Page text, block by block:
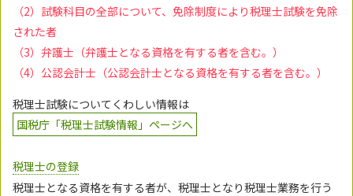
（2）試験科目の全部について、免除制度により税理士試験を免除
された者
（3）弁護士（弁護士となる資格を有する者を含む。）
（4）公認会計士（公認会計士となる資格を有する者を含む。）
税理士試験についてくわしい情報は
国税庁「税理士試験情報」ページへ
税理士の登録
税理士となる資格を有する者が、税理士となり税理士業務を行う